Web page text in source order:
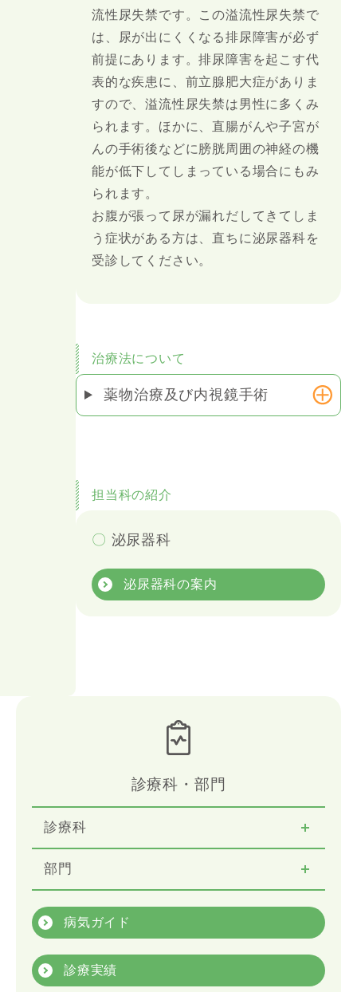
診療科・部門
診療科
部門
病気ガイド
診療実績
流性尿失禁です。この溢流性尿失禁で
は、尿が出にくくなる排尿障害が必ず
前提にあります。排尿障害を起こす代
表的な疾患に、前立腺肥大症がありま
すので、溢流性尿失禁は男性に多くみ
られます。ほかに、直腸がんや子宮が
んの手術後などに膀胱周囲の神経の機
能が低下してしまっている場合にもみ
られます。
お腹が張って尿が漏れだしてきてしま
う症状がある方は、直ちに泌尿器科を
受診してください。
治療法について
薬物治療及び内視鏡手術
担当科の紹介
〇 泌尿器科
泌尿器科の案内